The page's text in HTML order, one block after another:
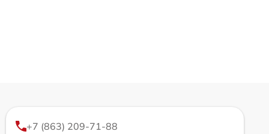
+7 (863) 209-71-88